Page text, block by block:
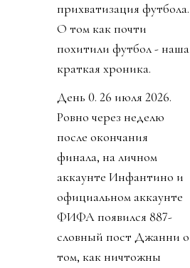
прихватизация футбола.
О том как почти
похитили футбол - наша
краткая хроника.
День 0. 26 июля 2026.
Ровно через неделю
после окончания
финала, на личном
аккаунте Инфантино и
официальном аккаунте
ФИФА появился 887-
словный пост Джанни о
том, как ничтожны